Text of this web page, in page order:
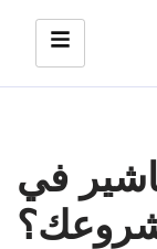
to
في